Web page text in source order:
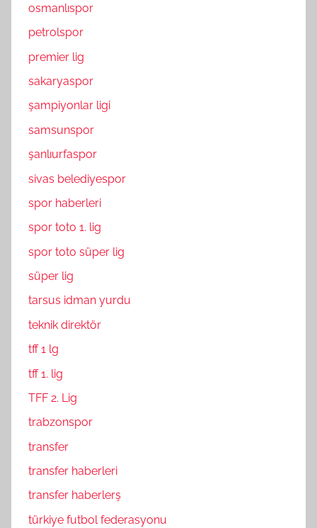
osmanlıspor
petrolspor
premier lig
sakaryaspor
şampiyonlar ligi
samsunspor
şanlıurfaspor
sivas belediyespor
spor haberleri
spor toto 1. lig
spor toto süper lig
süper lig
tarsus idman yurdu
teknik direktör
tff 1 lg
tff 1. lig
TFF 2. Lig
trabzonspor
transfer
transfer haberleri
transfer haberlerş
türkiye futbol federasyonu